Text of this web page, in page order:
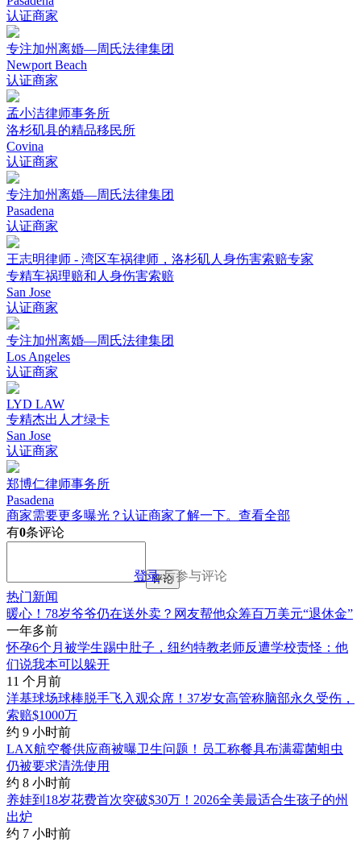
认证商家
专注加州离婚—周氏法律集团
Newport Beach
认证商家
孟小洁律师事务所
洛杉矶县的精品移民所
Covina
认证商家
专注加州离婚—周氏法律集团
Pasadena
认证商家
王志明律师 - 湾区车祸律师，洛杉矶人身伤害索赔专家
专精车祸理赔和人身伤害索赔
San Jose
认证商家
专注加州离婚—周氏法律集团
Los Angeles
认证商家
LYD LAW
专精杰出人才绿卡
San Jose
认证商家
郑博仁律师事务所
Pasadena
商家需要更多曝光？认证商家了解一下。 查看全部
有0条评论
登录后参与评论
评论
热门新闻
暖心！78岁爷爷仍在送外卖？网友帮他众筹百万美元“退休金”
一年多前
怀孕6个月被学生踢中肚子，纽约特教老师反遭学校责怪：他
们说我本可以躲开
11 个月前
洋基球场球棒脱手飞入观众席！37岁女高管称脑部永久受伤，
索赔$1000万
约 9 小时前
LAX航空餐供应商被曝卫生问题！员工称餐具布满霉菌蛆虫
仍被要求清洗使用
约 8 小时前
养娃到18岁花费首次突破$30万！2026全美最适合生孩子的州
出炉
约 7 小时前